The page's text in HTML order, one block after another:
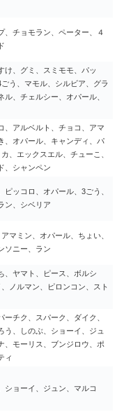
、チョモラン、ペーター、４
け、グミ、スミモモ、パッ
う、マモル、シルビア、グラ
、チェルシー、オパール、
、アルベルト、チョコ、アマ
、オパール、キャンディ、パ
、エックスエル、チューこ、
、シャンペン
ッコロ、オパール、3ごう、
ン、シベリア
マミン、オパール、ちょい、
ソニー、ラン
、ヤマト、ピース、ボルシ
ノルマン、ピロンコン、スト
チク、スパーク、ダイク、
う、しのぶ、ショーイ、ジュ
、モーリス、ブンジロウ、ポ
ィ
ショーイ、ジュン、マルコ